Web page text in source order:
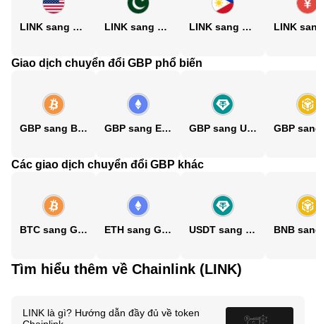
LINK sang USD LINK sang PKR LINK sang PHP
Giao dịch chuyển đổi GBP phổ biến
GBP sang BTC GBP sang ETH GBP sang USDT
Các giao dịch chuyển đổi GBP khác
BTC sang GBP ETH sang GBP USDT sang GBP
Tìm hiểu thêm về Chainlink (LINK)
LINK là gì? Hướng dẫn đầy đủ về token